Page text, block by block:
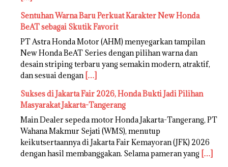
Sentuhan Warna Baru Perkuat Karakter New Honda
BeAT sebagai Skutik Favorit
PT Astra Honda Motor (AHM) menyegarkan tampilan
New Honda BeAT Series dengan pilihan warna dan
desain striping terbaru yang semakin modern, atraktif,
dan sesuai dengan […]
Sukses di Jakarta Fair 2026, Honda Bukti Jadi Pilihan
Masyarakat Jakarta-Tangerang
Main Dealer sepeda motor Honda Jakarta-Tangerang, PT
Wahana Makmur Sejati (WMS), menutup
keikutsertaannya di Jakarta Fair Kemayoran (JFK) 2026
dengan hasil membanggakan. Selama pameran yang […]